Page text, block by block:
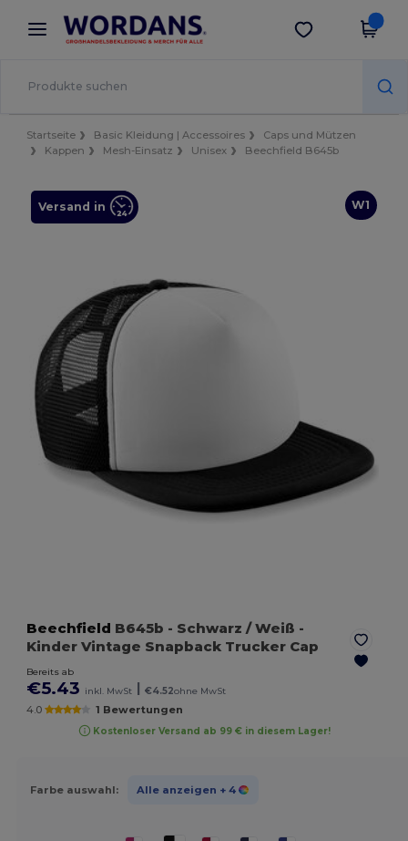
× Wordans App
Bessere Preise in der App!
App holen
Startseite Basic Kleidung | Accessoires
Caps und Mützen
Kappen
Mesh-Einsatz Unisex Beechfield B645b
W1
Versand in
Beechfield B645b - Schwarz / Weiß -
Kinder Vintage Snapback Trucker Cap
Bereits ab
€5.43 inkl. MwSt | €4.52ohne MwSt
4.0 1 Bewertungen
Kostenloser Versand ab 99 € in diesem Lager!
Farbe auswahl: Alle anzeigen + 4